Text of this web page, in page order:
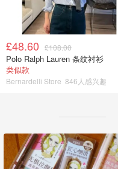
£48.60 £108.00
Polo Ralph Lauren 条纹衬衫
类似款
Bernardelli Store 846人感兴趣